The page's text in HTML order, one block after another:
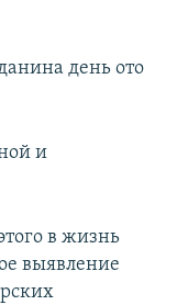
день ото
и
в жизнь
выявление